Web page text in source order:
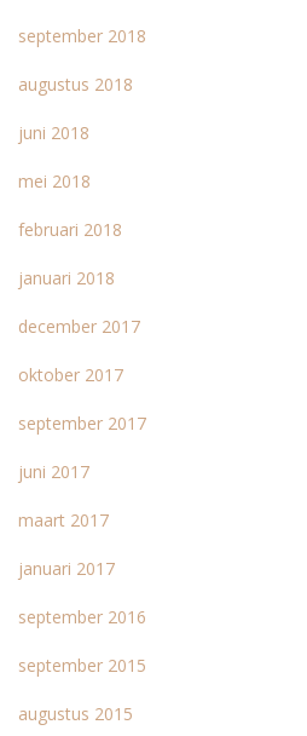
september 2018
augustus 2018
juni 2018
mei 2018
februari 2018
januari 2018
december 2017
oktober 2017
september 2017
juni 2017
maart 2017
januari 2017
september 2016
september 2015
augustus 2015